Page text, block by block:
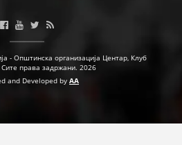
- Општинска организација Центар, Клуб
права задржани. 2026
and Developed by AA